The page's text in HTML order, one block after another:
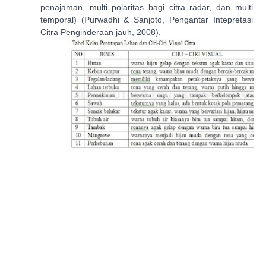
penajaman, multi polaritas bagi citra radar, dan multi
temporal) (Purwadhi & Sanjoto, Pengantar Intepretasi
Citra Penginderaan jauh, 2008)